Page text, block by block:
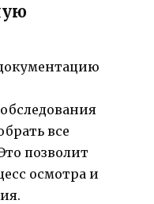
все
позволит
осмотра и